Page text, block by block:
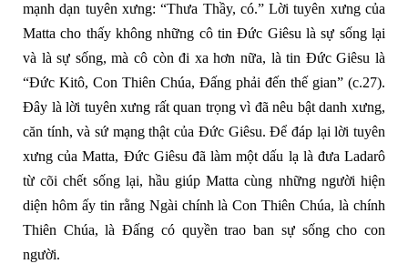
mạnh dạn tuyên xưng: “Thưa Thầy, có.” Lời tuyên xưng của
Matta cho thấy không những cô tin Đức Giêsu là sự sống lại
và là sự sống, mà cô còn đi xa hơn nữa, là tin Đức Giêsu là
“Đức Kitô, Con Thiên Chúa, Đấng phải đến thế gian” (c.27).
Đây là lời tuyên xưng rất quan trọng vì đã nêu bật danh xưng,
căn tính, và sứ mạng thật của Đức Giêsu. Để đáp lại lời tuyên
xưng của Matta, Đức Giêsu đã làm một dấu lạ là đưa Ladarô
từ cõi chết sống lại, hầu giúp Matta cùng những người hiện
diện hôm ấy tin rằng Ngài chính là Con Thiên Chúa, là chính
Thiên Chúa, là Đấng có quyền trao ban sự sống cho con
người.